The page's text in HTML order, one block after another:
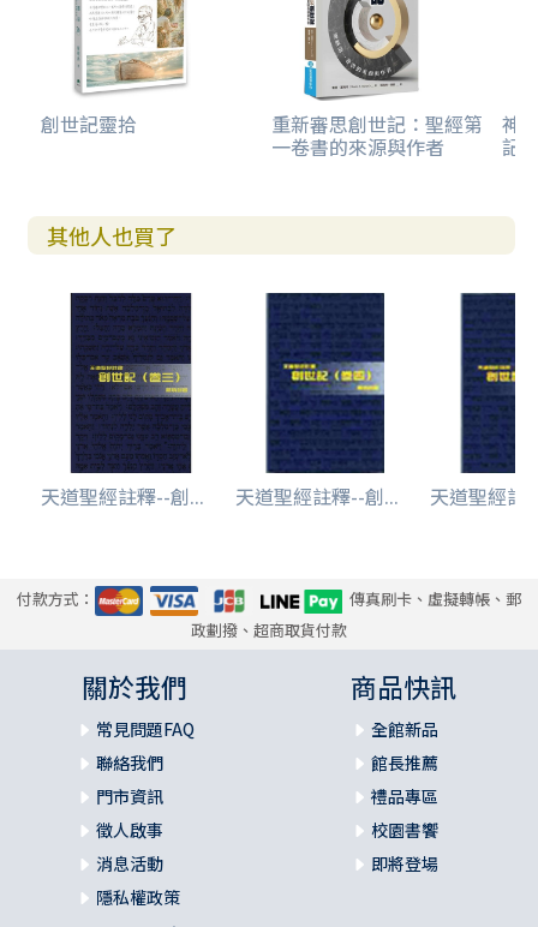
創世記靈拾 重新審思創世記：聖經第
一卷書的來源與作者
神
記
其他人也買了
天道聖經註釋--創... 天道聖經註釋--創... 天道聖經註
付款方式：
傳真刷卡、虛擬轉帳、郵
政劃撥、超商取貨付款
關於我們
常見問題FAQ
聯絡我們
門市資訊
徵人啟事
消息活動
隱私權政策
商品快訊
全館新品
館長推薦
禮品專區
校園書饗
即將登場